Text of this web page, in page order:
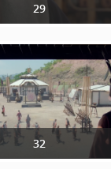
29
32